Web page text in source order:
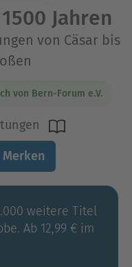
Jahren
von Cäsar bis
von Bern-Forum e.V.
Merken
weitere Titel
Ab 12,99 € im